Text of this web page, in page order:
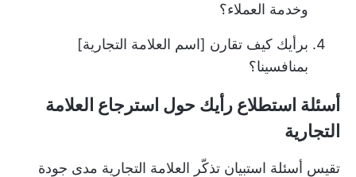
وخدمة العملاء؟
برأيك كيف تقارن [اسم العلامة التجارية]
بمنافسينا؟
أسئلة استطلاع رأيك حول استرجاع العلامة
التجارية
تقيس أسئلة استبيان تذكّر العلامة التجارية مدى جودة